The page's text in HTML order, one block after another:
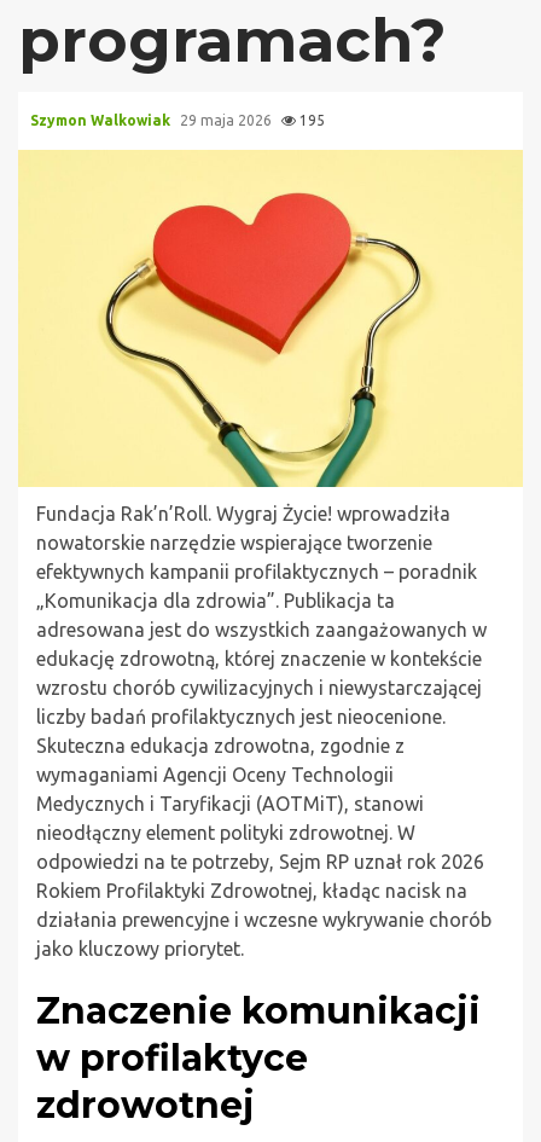
programach?
Szymon Walkowiak 29 maja 2026 195
Fundacja Rak’n’Roll. Wygraj Życie! wprowadziła
nowatorskie narzędzie wspierające tworzenie
efektywnych kampanii profilaktycznych – poradnik
„Komunikacja dla zdrowia”. Publikacja ta
adresowana jest do wszystkich zaangażowanych w
edukację zdrowotną, której znaczenie w kontekście
wzrostu chorób cywilizacyjnych i niewystarczającej
liczby badań profilaktycznych jest nieocenione.
Skuteczna edukacja zdrowotna, zgodnie z
wymaganiami Agencji Oceny Technologii
Medycznych i Taryfikacji (AOTMiT), stanowi
nieodłączny element polityki zdrowotnej. W
odpowiedzi na te potrzeby, Sejm RP uznał rok 2026
Rokiem Profilaktyki Zdrowotnej, kładąc nacisk na
działania prewencyjne i wczesne wykrywanie chorób
jako kluczowy priorytet.
Znaczenie komunikacji
w profilaktyce
zdrowotnej